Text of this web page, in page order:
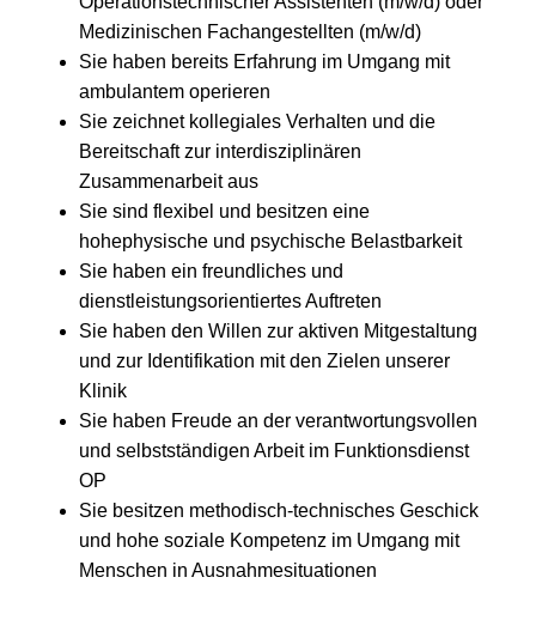
Medizinischen Fachangestellten (m/w/d)
Sie haben bereits Erfahrung im Umgang mit
ambulantem operieren
Sie zeichnet kollegiales Verhalten und die
Bereitschaft zur interdisziplinären
Zusammenarbeit aus
Sie sind flexibel und besitzen eine
hohephysische und psychische Belastbarkeit
Sie haben ein freundliches und
dienstleistungsorientiertes Auftreten
Sie haben den Willen zur aktiven Mitgestaltung
und zur Identifikation mit den Zielen unserer
Klinik
Sie haben Freude an der verantwortungsvollen
und selbstständigen Arbeit im Funktionsdienst
OP
Sie besitzen methodisch-technisches Geschick
und hohe soziale Kompetenz im Umgang mit
Menschen in Ausnahmesituationen